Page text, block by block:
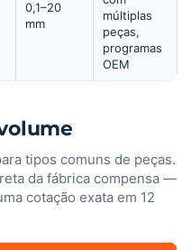
0,1–20
mm
múltiplas
peças,
programas
OEM
tipos comuns de peças.
da fábrica compensa —
cotação exata em 12